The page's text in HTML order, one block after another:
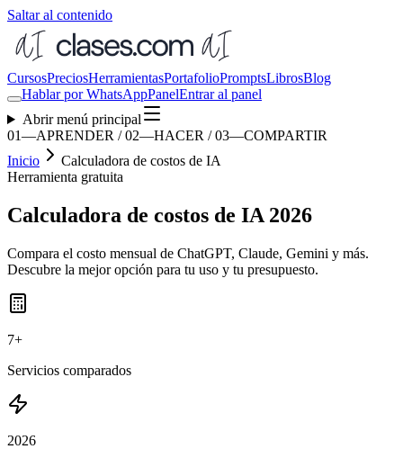
Saltar al contenido
CursosPreciosHerramientasPortafolioPromptsLibrosBlog
Hablar por WhatsAppPanelEntrar al panel
Abrir menú principal
01—APRENDER / 02—HACER / 03—COMPARTIR
Inicio
Calculadora de costos de IA
Herramienta gratuita
Calculadora de costos de IA 2026
Compara el costo mensual de ChatGPT, Claude, Gemini y más.
Descubre la mejor opción para tu uso y tu presupuesto.
7+
Servicios comparados
2026